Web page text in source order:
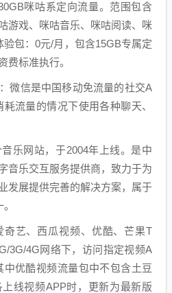
咪咕系定向流量。范围包含
游戏、咪咕音乐、咪咕阅读、咪
包：0元/月，包含15GB专属定
费标准执行。
微信是中国移动免流量的社交A
流量的情况下使用各种聊天、
乐网站，于2004年上线。是中
音乐交互服务提供商，致力于为
发展提供完善的解决方案，属于
奇艺、西瓜视频、优酷、芒果T
3G/4G网络下，访问指定视频A
优酷视频流量包中不包含土豆
线视频APP时，更新为最新版